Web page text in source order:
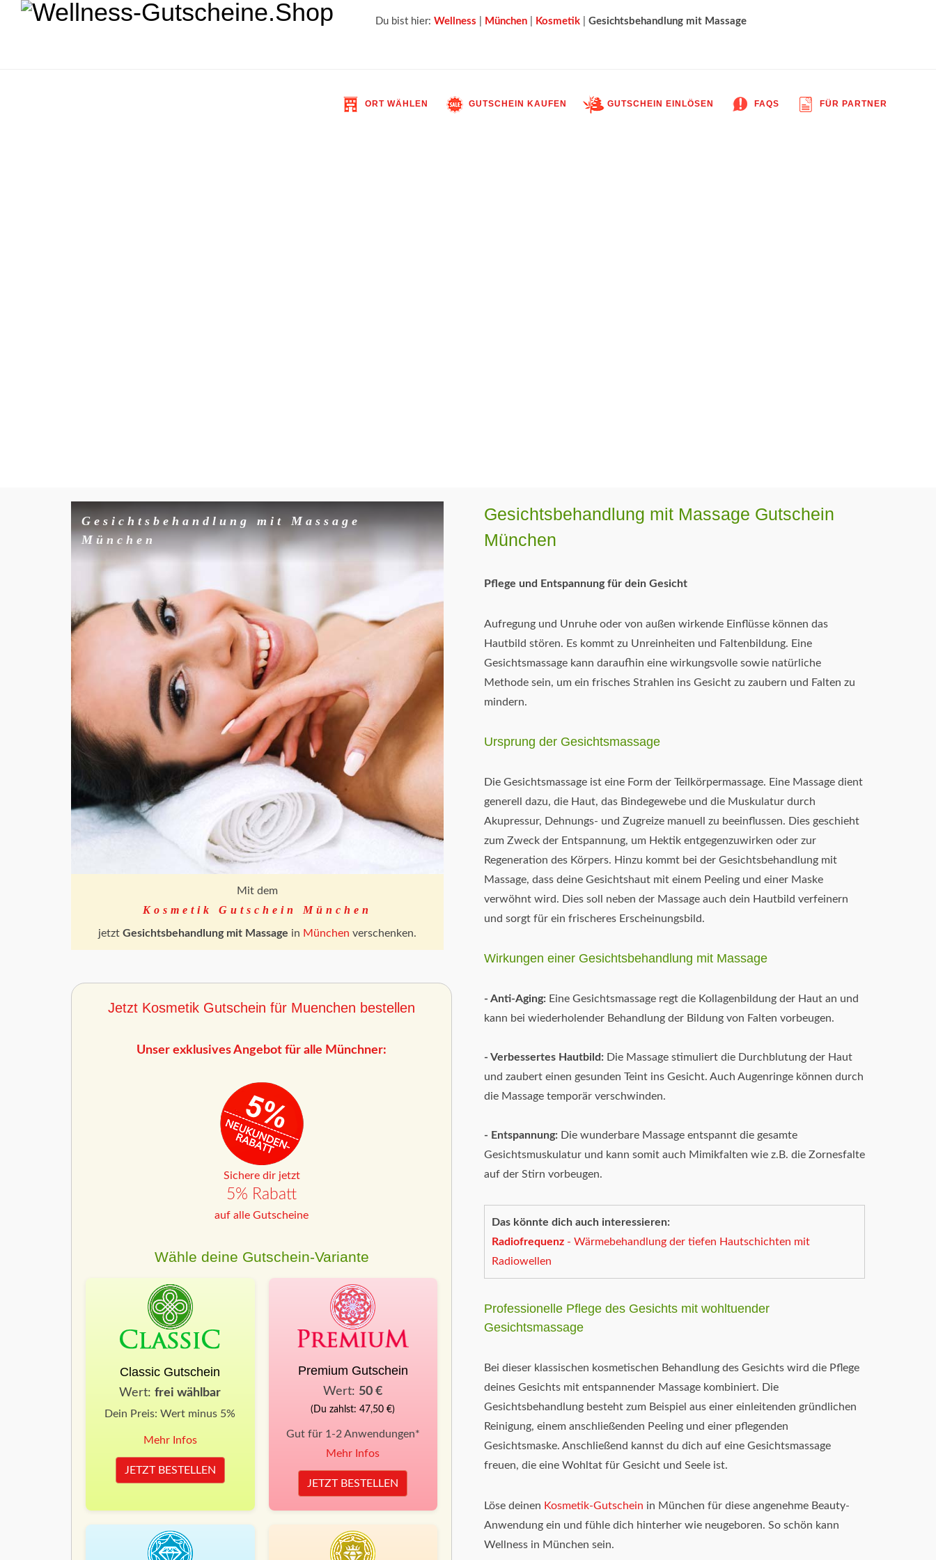
ORT WÄHLEN GUTSCHEIN KAUFEN GUTSCHEIN EINLÖSEN FAQS FÜR PARTNER
Du bist hier: Wellness München Kosmetik Gesichtsbehandlung mit Massage
Gesichtsbehandlung mit Massage
München
Mit dem
Kosmetik Gutschein München
jetztGesichtsbehandlung mit Massage in München verschenken.
Jetzt Kosmetik Gutschein für Muenchen bestellen
Unser exklusives Angebot für alle Münchner:
Sichere dir jetzt
5% Rabatt
auf alle Gutscheine
Wähle deine Gutschein-Variante
Classic Gutschein
Wert:frei wählbar
Dein Preis: Wert minus 5%
Mehr Infos
JETZT BESTELLEN
Premium Gutschein
Wert: 50 €
(Du zahlst: 47,50 €)
Gut für 1-2 Anwendungen*
Mehr Infos
JETZT BESTELLEN
Gesichtsbehandlung mit Massage Gutschein
München
Pflege und Entspannung für dein Gesicht
Aufregung und Unruhe oder von außen wirkende Einflüsse können das
Hautbild stören. Es kommt zu Unreinheiten und Faltenbildung. Eine
Gesichtsmassage kann daraufhin eine wirkungsvolle sowie natürliche
Methode sein, um ein frisches Strahlen ins Gesicht zu zaubern und Falten zu
mindern.
Ursprung der Gesichtsmassage
Die Gesichtsmassage ist eine Form der Teilkörpermassage. Eine Massage dient
generell dazu, die Haut, das Bindegewebe und die Muskulatur durch
Akupressur, Dehnungs- und Zugreize manuell zu beeinflussen. Dies geschieht
zum Zweck der Entspannung, um Hektik entgegenzuwirken oder zur
Regeneration des Körpers. Hinzu kommt bei der Gesichtsbehandlung mit
Massage, dass deine Gesichtshaut mit einem Peeling und einer Maske
verwöhnt wird. Dies soll neben der Massage auch dein Hautbild verfeinern
und sorgt für ein frischeres Erscheinungsbild.
Wirkungen einer Gesichtsbehandlung mit Massage
- Anti-Aging:Eine Gesichtsmassage regt die Kollagenbildung der Haut an und
kann bei wiederholender Behandlung der Bildung von Falten vorbeugen.
- Verbessertes Hautbild:Die Massage stimuliert die Durchblutung der Haut
und zaubert einen gesunden Teint ins Gesicht. Auch Augenringe können durch
die Massage temporär verschwinden.
- Entspannung:Die wunderbare Massage entspannt die gesamte
Gesichtsmuskulatur und kann somit auch Mimikfalten wie z.B. die Zornesfalte
auf der Stirn vorbeugen.
Das könnte dich auch interessieren:
Radiofrequenz- Wärmebehandlung der tiefen Hautschichten mit
Radiowellen
Professionelle Pflege des Gesichts mit wohltuender
Gesichtsmassage
Bei dieser klassischen kosmetischen Behandlung des Gesichts wird die Pflege
deines Gesichts mit entspannender Massage kombiniert. Die
Gesichtsbehandlung besteht zum Beispiel aus einer einleitenden gründlichen
Reinigung, einem anschließenden Peeling und einer pflegenden
Gesichtsmaske. Anschließend kannst du dich auf eine Gesichtsmassage
freuen, die eine Wohltat für Gesicht und Seele ist.
Löse deinen Kosmetik-Gutschein in München für diese angenehme Beauty-
Anwendung ein und fühle dich hinterher wie neugeboren. So schön kann
Wellness in München sein.